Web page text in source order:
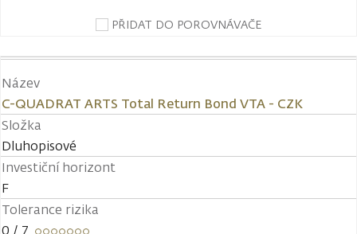
PŘIDAT DO POROVNÁVAČE
Název
C-QUADRAT ARTS Total Return Bond VTA - CZK
Složka
Dluhopisové
Investiční horizont
F
Tolerance rizika
0 / 7